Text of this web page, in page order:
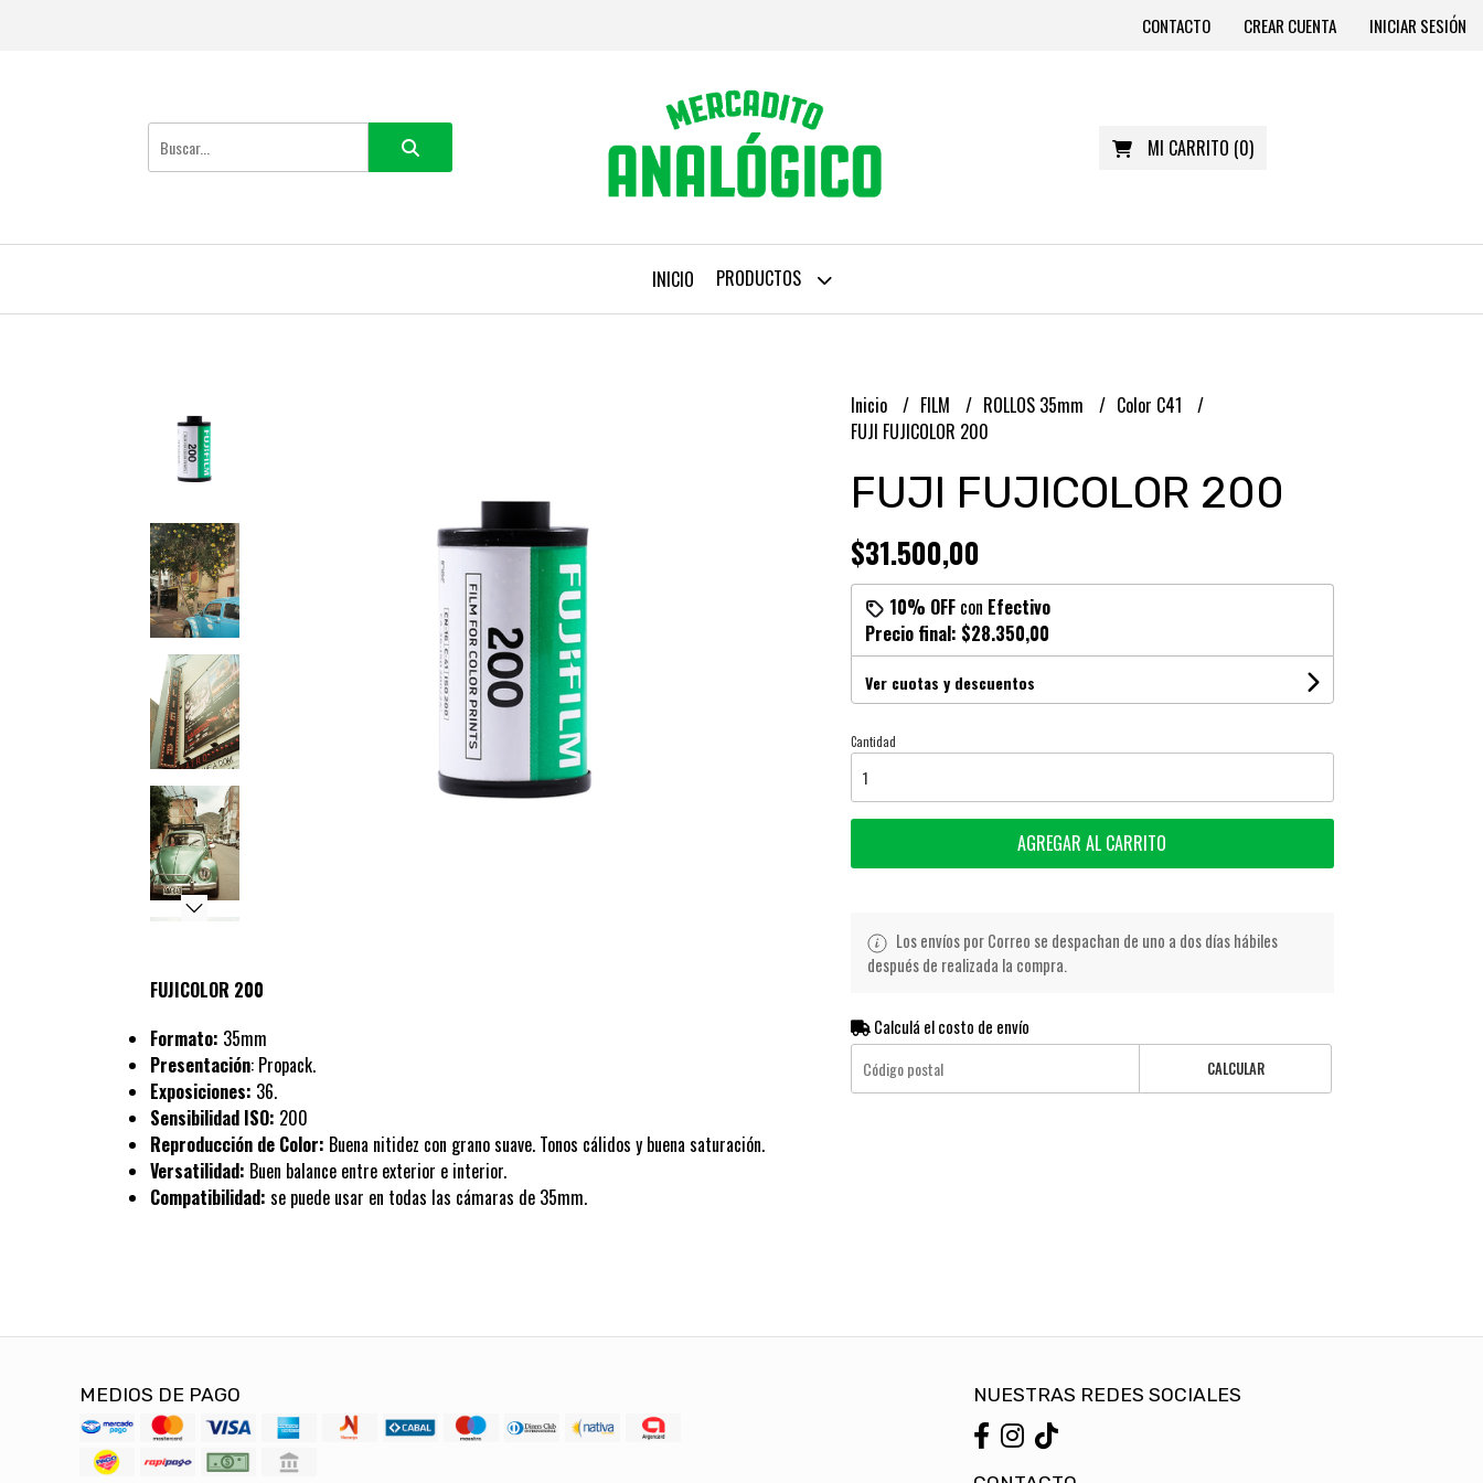
CONTACTO CREAR CUENTA INICIAR SESIÓN
MI CARRITO (0)
INICIO PRODUCTOS
FUJICOLOR 200
Formato: 35mm
Presentación: Propack.
Exposiciones: 36.
Sensibilidad ISO: 200
Reproducción de Color: Buena nitidez con grano suave. Tonos cálidos y buena saturación.
Versatilidad: Buen balance entre exterior e interior.
Compatibilidad: se puede usar en todas las cámaras de 35mm.
Inicio FILM ROLLOS 35mm
Color C41
FUJI FUJICOLOR 200
FUJI FUJICOLOR 200
$31.500,00
10% OFFcon Efectivo
Precio final: $28.350,00
Ver cuotas y descuentos
Cantidad
AGREGAR AL CARRITO
Los envíos por Correo se despachan de uno a dos días hábiles
después de realizada la compra.
Calculá el costo de envío
CALCULAR
MEDIOS DE PAGO NUESTRAS REDES SOCIALES